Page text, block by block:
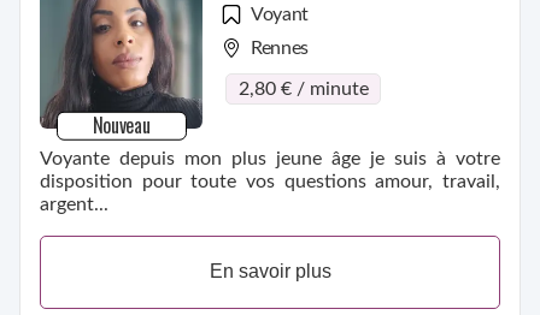
Nouveau
Voyant
Rennes
2,80 € / minute
Voyante depuis mon plus jeune âge je suis à votre
disposition pour toute vos questions amour, travail,
argent...
En savoir plus